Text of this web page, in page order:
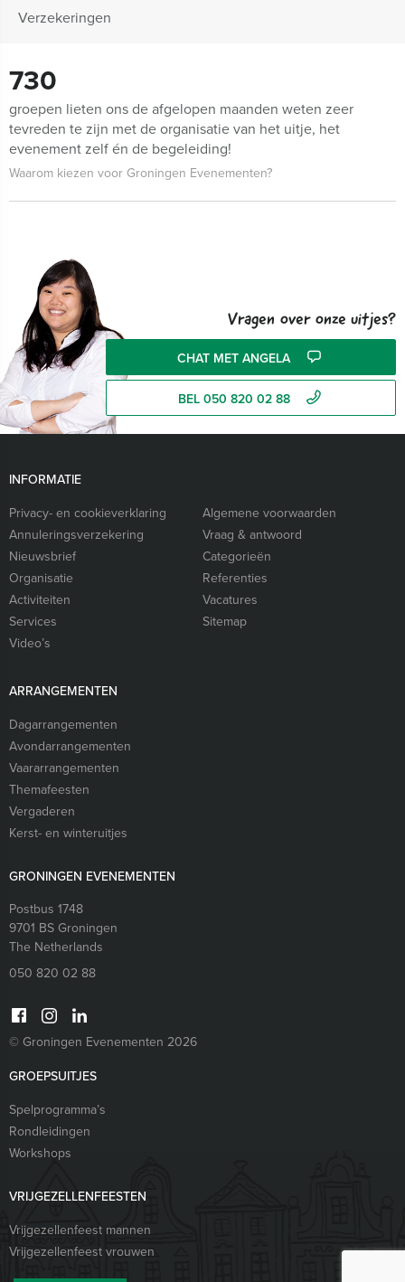
Verzekeringen
730
groepen lieten ons de afgelopen maanden weten zeer
tevreden te zijn met de organisatie van het uitje, het
evenement zelf én de begeleiding!
Waarom kiezen voor Groningen Evenementen?
Vragen over onze uitjes?
CHAT MET ANGELA
BEL 050 820 02 88
INFORMATIE
Privacy- en cookieverklaring
Algemene voorwaarden
Annuleringsverzekering
Vraag & antwoord
Nieuwsbrief
Categorieën
Organisatie
Referenties
Activiteiten
Vacatures
Services
Sitemap
Video’s
ARRANGEMENTEN
Dagarrangementen
Avondarrangementen
Vaararrangementen
Themafeesten
Vergaderen
Kerst- en winteruitjes
GRONINGEN EVENEMENTEN
Postbus 1748
9701 BSGroningen
The Netherlands
050 820 02 88
© Groningen Evenementen 2026
GROEPSUITJES
Spelprogramma’s
Rondleidingen
Workshops
VRIJGEZELLENFEESTEN
Vrijgezellenfeest mannen
Vrijgezellenfeest vrouwen